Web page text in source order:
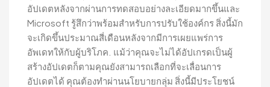
อัปเดตหลังจากผ่านการทดสอบอย่างละเอียดมากขึ้นและ
Microsoft รู้สึกว่าพร้อมสำหรับการปรับใช้องค์กร สิ่งนี้มัก
จะเกิดขึ้นประมาณสี่เดือนหลังจากมีการเผยแพร่การ
อัพเดทให้กับผู้บริโภค. แม้ว่าคุณจะไม่ได้อัปเกรดเป็นผู้
สร้างอัปเดตก็ตามคุณยังสามารถเลือกที่จะเลื่อนการ
อัปเดตได้ คุณต้องทำผ่านนโยบายกลุ่ม สิ่งนี้มีประโยชน์